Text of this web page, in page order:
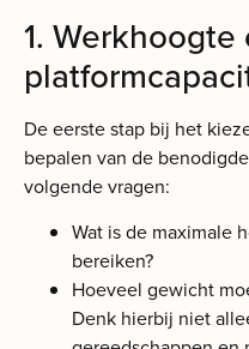
1. Werkhoogte
De eerste stap bij het
bepalen van de
volgende vragen:
Wat is de maximale
bereiken?
Hoeveel gewicht
Denk hierbij niet